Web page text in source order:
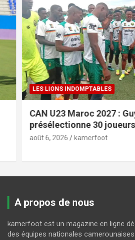
LES LIONS INDOMPTABLES
CAN U23 Maroc 2027 : Guy
présélectionne 30 joueurs
août 6, 2026 kamerfoot
A propos de nous
kamerfoot est un magazine en ligne
des équipes nationales